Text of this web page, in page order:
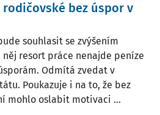
bez úspor v
souhlasit se zvýšením
resort práce nenajde peníze
Odmítá zvedat v
Poukazuje i na to, že bez
mohlo oslabit motivaci ...